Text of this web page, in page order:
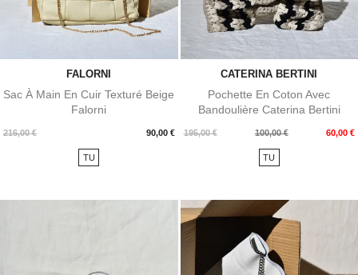
FALORNI
Sac À Main En Cuir Texturé Beige
Falorni
216,00 € 90,00 €
Prix
TU
CATERINA BERTINI
Pochette En Coton Avec
Bandoulière Caterina Bertini
195,00 €
Prix
100,00 € 60,00 €
Prix
TU